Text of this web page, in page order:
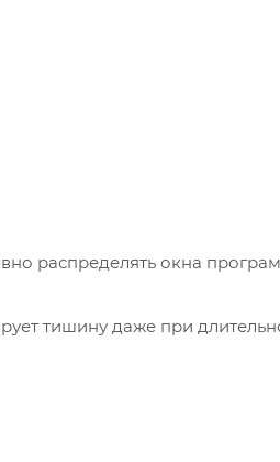
распределять окна
тишину даже при